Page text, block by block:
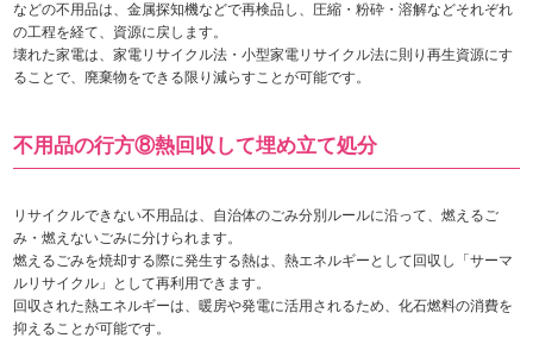
などの不用品は、金属探知機などで再検品し、圧縮・粉砕・溶解などそれぞれ
の工程を経て、資源に戻します。
壊れた家電は、家電リサイクル法・小型家電リサイクル法に則り再生資源にす
ることで、廃棄物をできる限り減らすことが可能です。
不用品の行方⑧熱回収して埋め立て処分
リサイクルできない不用品は、自治体のごみ分別ルールに沿って、燃えるご
み・燃えないごみに分けられます。
燃えるごみを焼却する際に発生する熱は、熱エネルギーとして回収し「サーマ
ルリサイクル」として再利用できます。
回収された熱エネルギーは、暖房や発電に活用されるため、化石燃料の消費を
抑えることが可能です。